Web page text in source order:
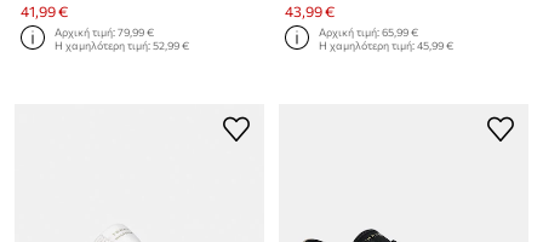
41,99 €
Αρχική τιμή:79,99 €
Η χαμηλότερη τιμή:52,99 €
43,99 €
Αρχική τιμή:65,99 €
Η χαμηλότερη τιμή:45,99 €